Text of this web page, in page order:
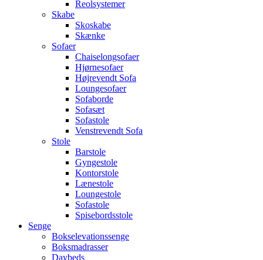
Reolsystemer
Skabe
Skoskabe
Skænke
Sofaer
Chaiselongsofaer
Hjørnesofaer
Højrevendt Sofa
Loungesofaer
Sofaborde
Sofasæt
Sofastole
Venstrevendt Sofa
Stole
Barstole
Gyngestole
Kontorstole
Lænestole
Loungestole
Sofastole
Spisebordsstole
Senge
Bokselevationssenge
Boksmadrasser
Daybeds